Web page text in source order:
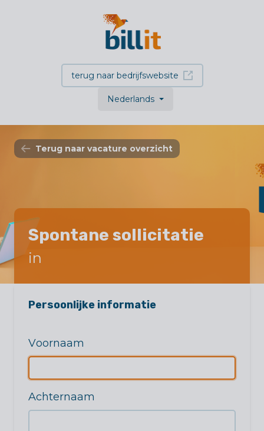
terug naar bedrijfswebsite
Nederlands
Terug naar vacature overzicht
Spontane sollicitatie
in
Persoonlijke informatie
Voornaam
Achternaam